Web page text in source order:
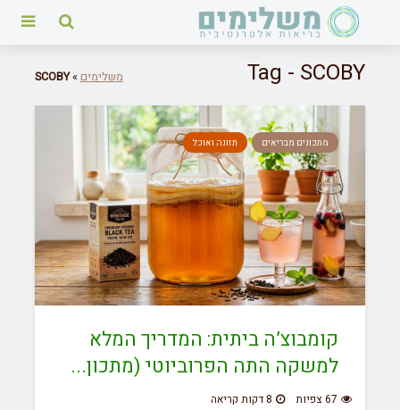
Tag - SCOBY משלימים »
SCOBY
מתכונים מבריאים תזונה ואוכל
קומבוצ’ה ביתית: המדריך המלא
למשקה התה הפרוביוטי (מתכון...
67 צפיות 8 דקות קריאה